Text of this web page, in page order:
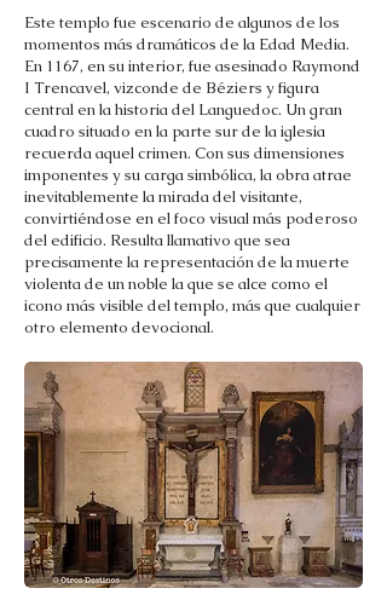
Este templo fue escenario de algunos de los
momentos más dramáticos de la Edad Media.
En 1167, en su interior, fue asesinado Raymond
I Trencavel, vizconde de Béziers y figura
central en la historia del Languedoc. Un gran
cuadro situado en la parte sur de la iglesia
recuerda aquel crimen. Con sus dimensiones
imponentes y su carga simbólica, la obra atrae
inevitablemente la mirada del visitante,
convirtiéndose en el foco visual más poderoso
del edificio. Resulta llamativo que sea
precisamente la representación de la muerte
violenta de un noble la que se alce como el
icono más visible del templo, más que cualquier
otro elemento devocional.